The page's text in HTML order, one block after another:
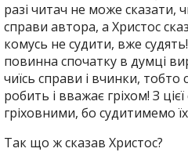
разі читач не може сказати,
справи автора, а Христос
комусь не судити, вже
повинна спочатку в думці
чиїсь справи і вчинки,
робить і вважає гріхом! З
гріховними, бо судитимемо
Так що ж сказав Христос?